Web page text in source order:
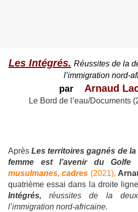
Les Intégrés. Réussites de la
l’immigration nord-
par Arnaud
Le Bord de l’eau/Documents
AprèsLes territoires gagnés de
femme est l’avenir du Golfe
musulmanes, cadres (2021),
quatrième essai dans la droite
Intégrés,réussites de la
l’immigration nord-africaine.